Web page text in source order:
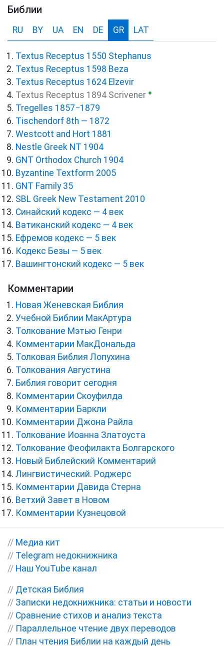
Библии
RU BY UA EN DE GR LAT
Textus Receptus 1550 Stephanus
Textus Receptus 1598 Beza
Textus Receptus 1624 Elzevir
Textus Receptus 1894 Scrivener ●
Tregelles 1857−1879
Tischendorf 8th — 1872
Westcott and Hort 1881
Nestle Greek NT 1904
GNT Orthodox Church 1904
Byzantine Textform 2005
GNT Family 35
SBL Greek New Testament 2010
Синайский кодекс — 4 век
Ватиканский кодекс — 4 век
Ефремов кодекс — 5 век
Кодекс Безы — 5 век
Вашингтонский кодекс — 5 век
Комментарии
Новая Женевская Библия
Учебной Библии МакАртура
Толкование Мэтью Генри
Комментарии МакДональда
Толковая Библия Лопухина
Толкования Августина
Библия говорит сегодня
Комментарии Скоуфилда
Комментарии Баркли
Комментарии Джона Райла
Толкование Иоанна Златоуста
Толкование Феофилакта Болгарского
Новый Библейский Комментарий
Лингвистический. Роджерс
Комментарии Давида Стерна
Ветхий Завет в Новом
Комментарии Кузнецовой
// Медиа кит
// Telegram недокнижника
// Наш YouTube канал
// Детская Библия
// Записки недокнижника: статьи и новости
// Сравнение стихов и анализ текста
// Параллельное чтение двух переводов
// План чтения Библии на каждый день